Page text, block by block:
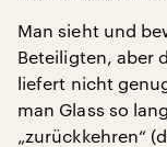
Man sieht und
Beteiligten, aber
liefert nicht
man Glass so
„zurückkehren“